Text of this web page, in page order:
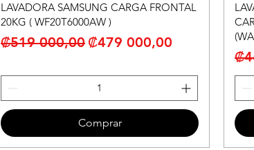
LAVADORA SAMSUNG CARGA FRONTAL
20KG ( WF20T6000AW )
Precio
₡519 000,00 Precio de oferta
₡479 000,00
Comprar